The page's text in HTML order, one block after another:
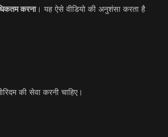
करना। यह ऐसे वीडियो की अनुशंसा करता है
की सेवा करनी चाहिए।